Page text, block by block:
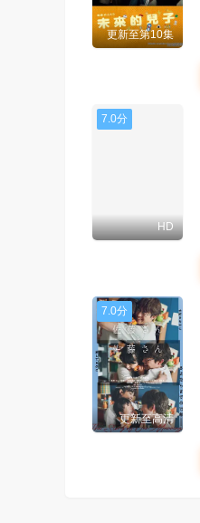
更新至第10集
7.0分
HD
7.0分
更新至高清